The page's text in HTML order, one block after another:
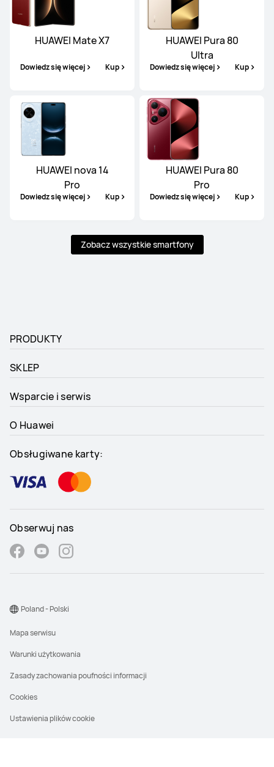
HUAWEI Mate X7
Dowiedz się więcej Kup
HUAWEI Pura 80
Ultra
Dowiedz się więcej Kup
HUAWEI nova 14
Pro
Dowiedz się więcej Kup
HUAWEI Pura 80
Pro
Dowiedz się więcej Kup
Zobacz wszystkie smartfony
PRODUKTY
SKLEP
Wsparcie i serwis
O Huawei
Obsługiwane karty:
Obserwuj nas
Mapa serwisu
Warunki użytkowania
Zasady zachowania poufności informacji
Cookies
Ustawienia plików cookie
Poland - Polski